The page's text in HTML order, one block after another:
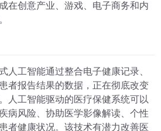
在创意产业、游戏、电子商务和内
人工智能通过整合电子健康记录、
者报告结果的数据，正在彻底改变
人工智能驱动的医疗保健系统可以
病风险、协助医学影像解读、个性
者健康状况。该技术有潜力改善医